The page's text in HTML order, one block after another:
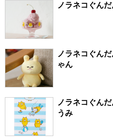
ノラネコぐん
ゃん
ノラネコぐん
うみ